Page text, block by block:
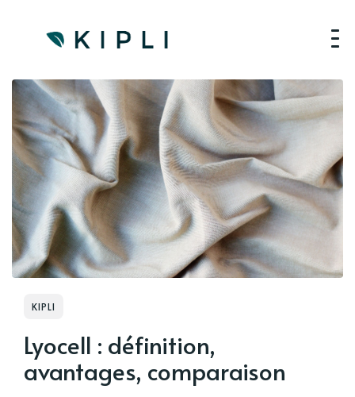
KIPLI
Lyocell : définition,
avantages, comparaison